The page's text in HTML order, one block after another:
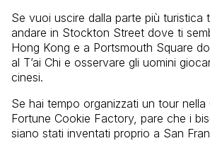
Se vuoi uscire dalla parte più turistica
andare in Stockton Street dove ti
Hong Kong e a Portsmouth Square
al T’ai Chi e osservare gli uomini
cinesi.
Se hai tempo organizzati un tour nella
Fortune Cookie Factory, pare che i
siano stati inventati proprio a San